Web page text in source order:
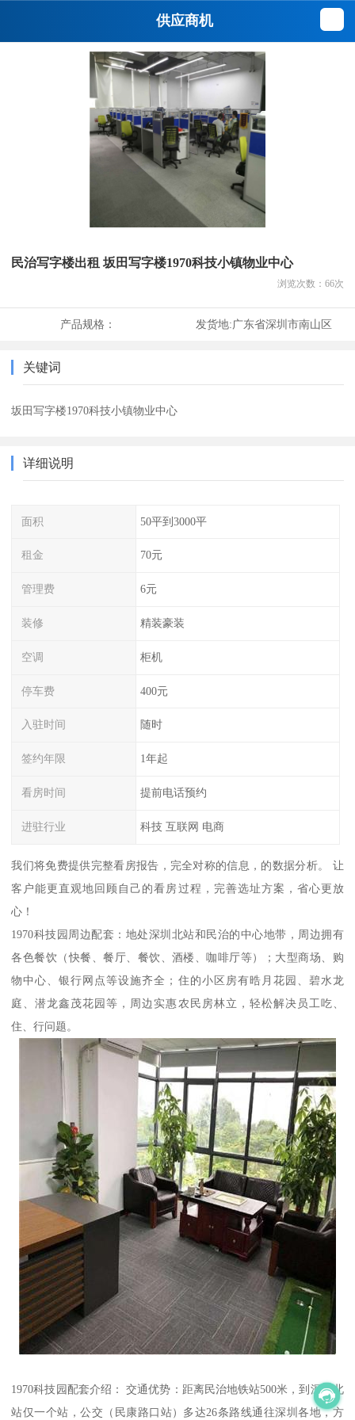
供应商机
民治写字楼出租 坂田写字楼1970科技小镇物业中心
浏览次数： 66次
产品规格： 发货地:广东省深圳市南山区
关键词
坂田写字楼1970科技小镇物业中心
详细说明
面积 50平到3000平
租金 70元
管理费 6元
装修 精装豪装
空调 柜机
停车费 400元
入驻时间 随时
签约年限 1年起
看房时间 提前电话预约
进驻行业 科技 互联网 电商
我们将免费提供完整看房报告，完全对称的信息，的数据分析。 让
客户能更直观地回顾自己的看房过程，完善选址方案，省心更放
心！
1970科技园周边配套：地处深圳北站和民治的中心地带，周边拥有
各色餐饮（快餐、餐厅、餐饮、酒楼、咖啡厅等）；大型商场、购
物中心、银行网点等设施齐全；住的小区房有晧月花园、碧水龙
庭、潜龙鑫茂花园等，周边实惠农民房林立，轻松解决员工吃、
住、行问题。
1970科技园配套介绍： 交通优势：距离民治地铁站500米，到深圳北
站仅一个站，公交（民康路口站）多达26条路线通往深圳各地，方